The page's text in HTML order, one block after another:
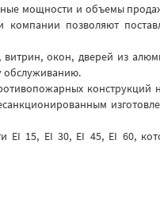
мощности и объемы
позволяют
окон, дверей из
обслуживанию.
конструкций
EI 15, EI 30, EI 45, EI 60,